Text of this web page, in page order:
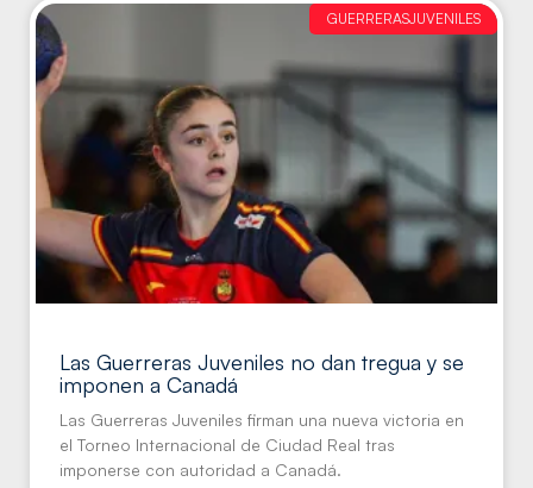
GUERRERASJUVENILES
Las Guerreras Juveniles no dan tregua y se
imponen a Canadá
Las Guerreras Juveniles firman una nueva victoria en
el Torneo Internacional de Ciudad Real tras
imponerse con autoridad a Canadá.